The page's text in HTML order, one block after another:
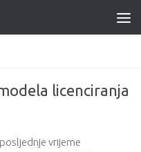
licenciranja
vrijeme